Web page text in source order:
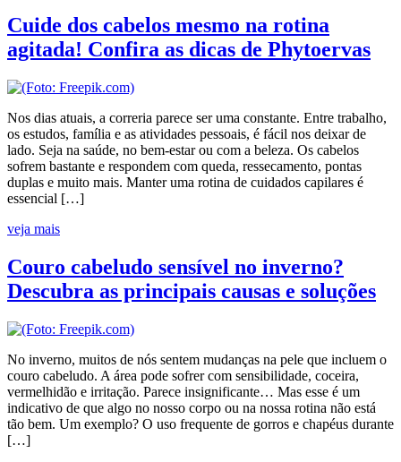
Cuide dos cabelos mesmo na rotina
agitada! Confira as dicas de Phytoervas
Nos dias atuais, a correria parece ser uma constante. Entre trabalho,
os estudos, família e as atividades pessoais, é fácil nos deixar de
lado. Seja na saúde, no bem-estar ou com a beleza. Os cabelos
sofrem bastante e respondem com queda, ressecamento, pontas
duplas e muito mais. Manter uma rotina de cuidados capilares é
essencial […]
veja mais
Couro cabeludo sensível no inverno?
Descubra as principais causas e soluções
No inverno, muitos de nós sentem mudanças na pele que incluem o
couro cabeludo. A área pode sofrer com sensibilidade, coceira,
vermelhidão e irritação. Parece insignificante… Mas esse é um
indicativo de que algo no nosso corpo ou na nossa rotina não está
tão bem. Um exemplo? O uso frequente de gorros e chapéus durante
[…]